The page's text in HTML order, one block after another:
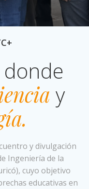
donde
y
y divulgación
Ingeniería de la
cuyo objetivo
educativas en